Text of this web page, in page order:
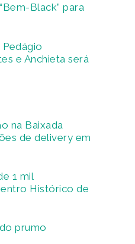
Black” para
e Anchieta será
na Baixada
de delivery em
1 mil
Histórico de
prumo